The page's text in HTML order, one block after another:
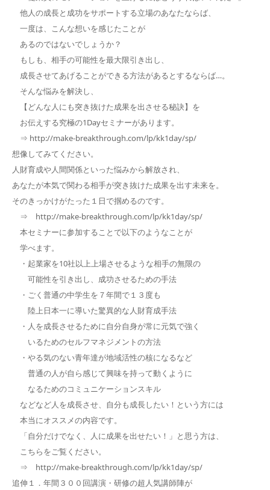
他人の成長と成功をサポートする立場のあなたならば、
一度は、こんな想いを感じたことが
あるのではないでしょうか？
もしも、相手の可能性を最大限引き出し、
成長させてあげることができる方法があるとするならば…。
そんな悩みを解決し、
【どんな人にも突き抜けた成果を出させる秘訣】を
お伝えする究極の1Dayセミナーがあります。
⇒ http://make-breakthrough.com/lp/kk1day/sp/
想像してみてください。
人財育成や人間関係といった悩みから解放され、
あなたが本気で関わる相手が突き抜けた成果を出す未来を。
そのきっかけがたった１日で掴めるのです。
⇒ http://make-breakthrough.com/lp/kk1day/sp/
本セミナーに参加することで以下のようなことが
学べます。
・起業家を10社以上上場させるような相手の無限の
可能性を引き出し、成功させるための手法
・ごく普通の中学生を７年間で１３度も
陸上日本一に導いた驚異的な人財育成手法
・人を成長させるために自分自身が常に元気で強く
いるためのセルフマネジメントの方法
・やる気のない青年達が地域活性の核になるなど
普通の人が自ら感じて興味を持って動くように
なるためのコミュニケーションスキル
などなど人を成長させ、自分も成長したい！という方には
本当にオススメの内容です。
「自分だけでなく、人に成果を出せたい！」と思う方は、
こちらをご覧ください。
⇒ http://make-breakthrough.com/lp/kk1day/sp/
追伸１．年間３００回講演・研修の超人気講師陣が